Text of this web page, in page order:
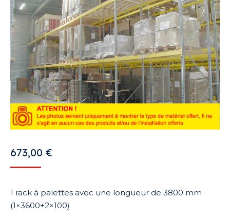
673,00 €
1 rack à palettes avec une longueur de 3800 mm
(1×3600+2×100)